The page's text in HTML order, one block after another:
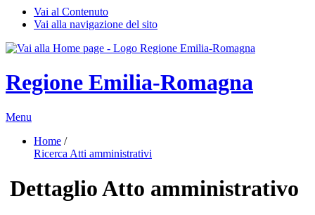
Vai al Contenuto
Vai alla navigazione del sito
Regione Emilia-Romagna
Menu
Home /
Ricerca Atti amministrativi
Dettaglio Atto amministrativo